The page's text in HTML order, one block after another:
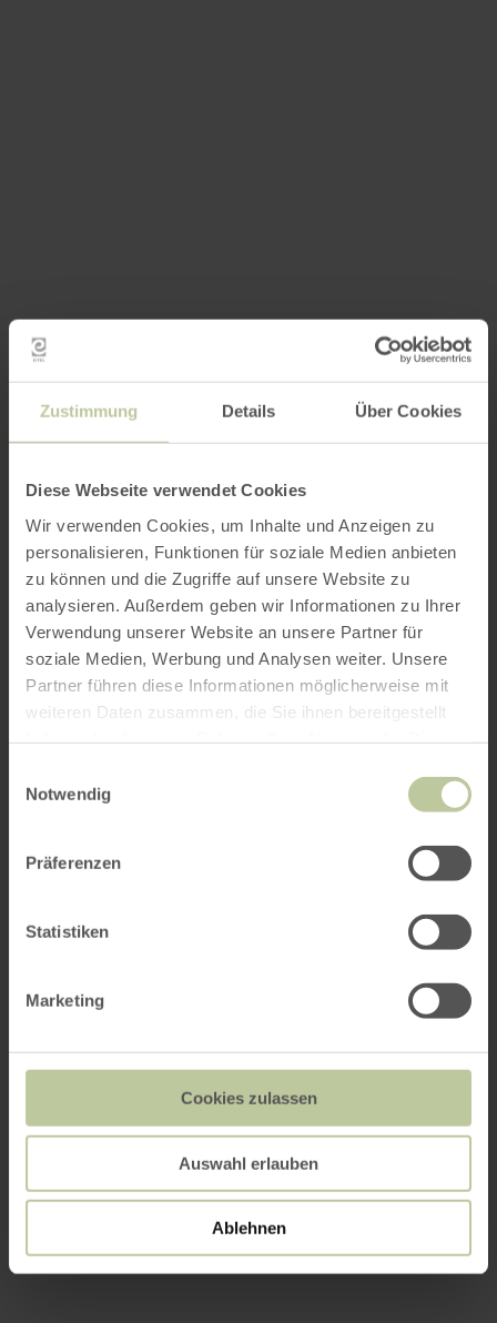
Zustimmung Details Über Cookies
Diese Webseite verwendet Cookies
Wir verwenden Cookies, um Inhalte und Anzeigen zu
personalisieren, Funktionen für soziale Medien anbieten
zu können und die Zugriffe auf unsere Website zu
analysieren. Außerdem geben wir Informationen zu Ihrer
Verwendung unserer Website an unsere Partner für
soziale Medien, Werbung und Analysen weiter. Unsere
Partner führen diese Informationen möglicherweise mit
weiteren Daten zusammen, die Sie ihnen bereitgestellt
Notwendig
Präferenzen
Statistiken
Marketing
Cookies zulassen
Auswahl erlauben
Ablehnen